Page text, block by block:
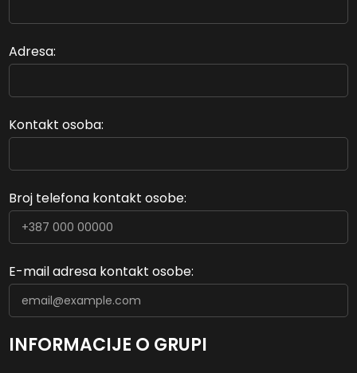
Adresa:
Kontakt osoba:
Broj telefona kontakt osobe:
E-mail adresa kontakt osobe:
INFORMACIJE O GRUPI